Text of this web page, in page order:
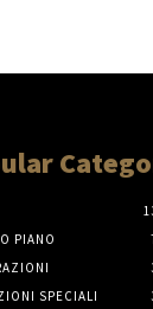
PIANO
SPECIALI